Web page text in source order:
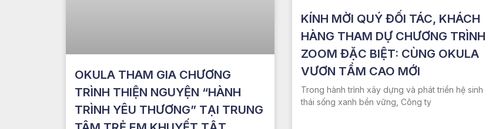
OKULA THAM GIA CHƯƠNG
TRÌNH THIỆN NGUYỆN “HÀNH
TRÌNH YÊU THƯƠNG” TẠI TRUNG
KÍNH MỜI QUÝ ĐỐI TÁC, KHÁCH
HÀNG THAM DỰ CHƯƠNG TRÌNH
ZOOM ĐẶC BIỆT: CÙNG OKULA
VƯƠN TẦM CAO MỚI
Trong hành trình xây dựng và phát triển hệ sinh
thái sống xanh bền vững, Công ty